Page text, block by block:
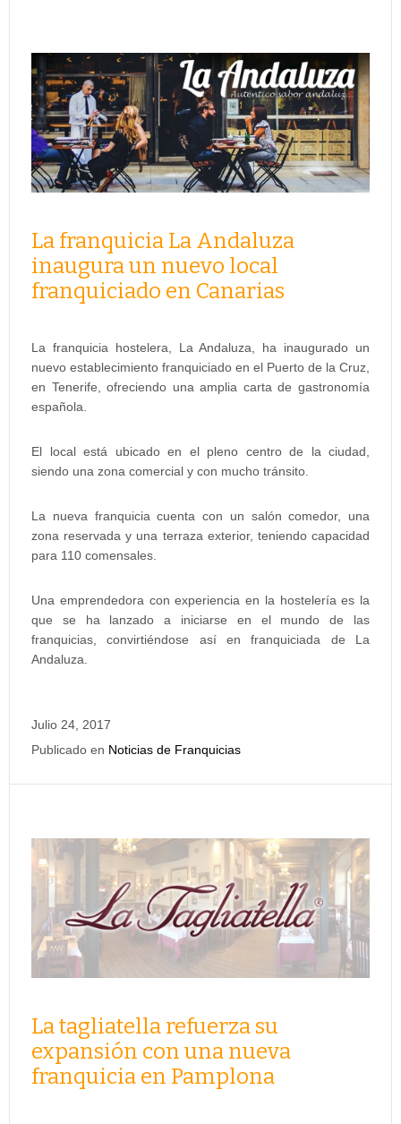
La franquicia La Andaluza
inaugura un nuevo local
franquiciado en Canarias
La franquicia hostelera, La Andaluza, ha inaugurado un
nuevo establecimiento franquiciado en el Puerto de la Cruz,
en Tenerife, ofreciendo una amplia carta de gastronomía
española.
El local está ubicado en el pleno centro de la ciudad,
siendo una zona comercial y con mucho tránsito.
La nueva franquicia cuenta con un salón comedor, una
zona reservada y una terraza exterior, teniendo capacidad
para 110 comensales.
Una emprendedora con experiencia en la hostelería es la
que se ha lanzado a iniciarse en el mundo de las
franquicias, convirtiéndose así en franquiciada de La
Andaluza.
Julio 24, 2017
Publicado en Noticias de Franquicias
La tagliatella refuerza su
expansión con una nueva
franquicia en Pamplona